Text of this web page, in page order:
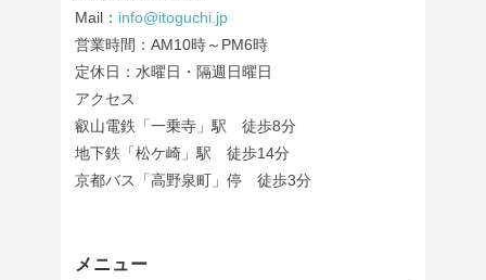
Mail： info@itoguchi.jp
営業時間：AM10時～PM6時
定休日：水曜日・隔週日曜日
アクセス
叡山電鉄「一乗寺」駅 徒歩8分
地下鉄「松ケ崎」駅 徒歩14分
京都バス「高野泉町」停 徒歩3分
メニュー